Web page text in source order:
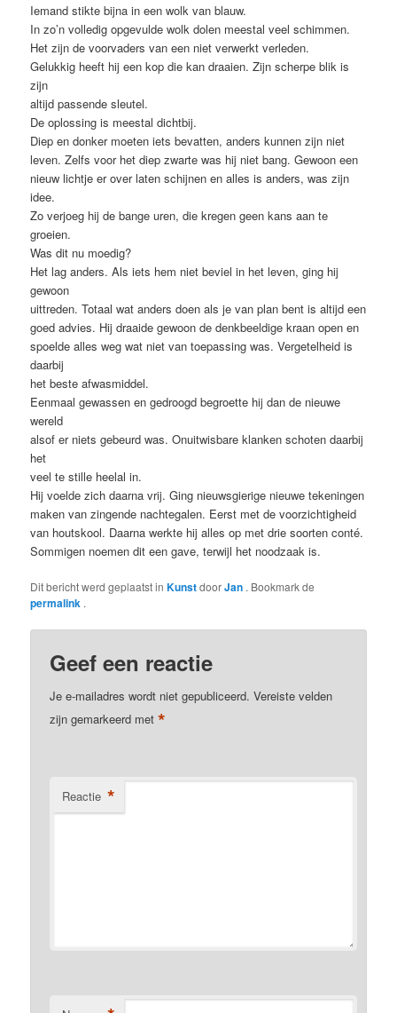
Iemand stikte bijna in een wolk van blauw.
In zo’n volledig opgevulde wolk dolen meestal veel schimmen.
Het zijn de voorvaders van een niet verwerkt verleden.
Gelukkig heeft hij een kop die kan draaien. Zijn scherpe blik is
zijn
altijd passende sleutel.
De oplossing is meestal dichtbij.
Diep en donker moeten iets bevatten, anders kunnen zijn niet
leven. Zelfs voor het diep zwarte was hij niet bang. Gewoon een
nieuw lichtje er over laten schijnen en alles is anders, was zijn
idee.
Zo verjoeg hij de bange uren, die kregen geen kans aan te
groeien.
Was dit nu moedig?
Het lag anders. Als iets hem niet beviel in het leven, ging hij
gewoon
uittreden. Totaal wat anders doen als je van plan bent is altijd een
goed advies. Hij draaide gewoon de denkbeeldige kraan open en
spoelde alles weg wat niet van toepassing was. Vergetelheid is
daarbij
het beste afwasmiddel.
Eenmaal gewassen en gedroogd begroette hij dan de nieuwe
wereld
alsof er niets gebeurd was. Onuitwisbare klanken schoten daarbij
het
veel te stille heelal in.
Hij voelde zich daarna vrij. Ging nieuwsgierige nieuwe tekeningen
maken van zingende nachtegalen. Eerst met de voorzichtigheid
van houtskool. Daarna werkte hij alles op met drie soorten conté.
Sommigen noemen dit een gave, terwijl het noodzaak is.
Dit bericht werd geplaatst inKunstdoorJan . Bookmark de
permalink .
Geef een reactie
Je e-mailadres wordt niet gepubliceerd. Vereiste velden
zijn gemarkeerd met*
Reactie *